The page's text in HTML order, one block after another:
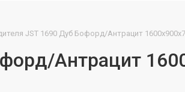
JST 1690 Дуб Бофорд/Антрацит
Антрацит